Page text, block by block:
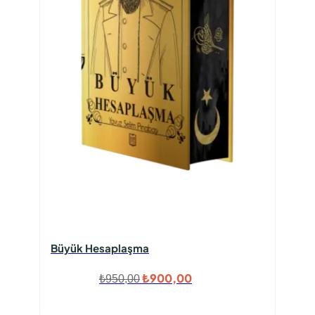
Büyük Hesaplaşma
₺950,00Orijinal
₺900,00Şu